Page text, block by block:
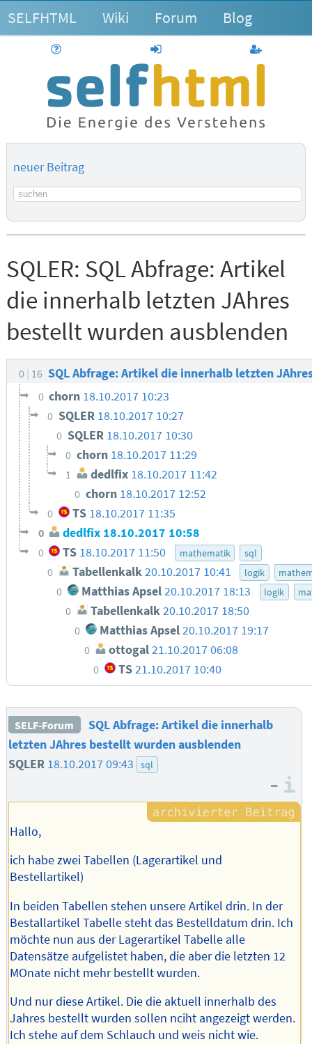
SELFHTML Wiki Forum Blog
anmelden
neuer Beitrag
Suchbegriff
SQLER: SQL Abfrage: Artikel
die innerhalb letzten JAhres
bestellt wurden ausblenden
0 16 SQL Abfrage: Artikel die innerhalb letzten
0 chorn 18.10.2017 10:23
0 SQLER 18.10.2017 10:27
0 SQLER 18.10.2017 10:30
0 chorn 18.10.2017 11:29
1 dedlfix 18.10.2017 11:42
0 chorn 18.10.2017 12:52
0 TS 18.10.2017 11:35
0 dedlfix 18.10.2017 10:58
0 TS 18.10.2017 11:50 mathematik sql
0 Tabellenkalk 20.10.2017 10:41 logik
0 Matthias Apsel20.10.2017 18:13 logik
0 Tabellenkalk20.10.2017 18:50
0 Matthias Apsel20.10.2017 19:17
0 ottogal21.10.2017 06:08
0 TS 21.10.2017 10:40
SELF-Forum
SQL Abfrage: Artikel die innerhalb
letzten JAhres bestellt wurden ausblenden
SQLER 18.10.2017 09:43 sql
–
Hallo,
ich habe zwei Tabellen (Lagerartikel und
Bestellartikel)
In beiden Tabellen stehen unsere Artikel drin. In der
Bestallartikel Tabelle steht das Bestelldatum drin. Ich
möchte nun aus der Lagerartikel Tabelle alle
Datensätze aufgelistet haben, die aber die letzten 12
MOnate nicht mehr bestellt wurden.
Und nur diese Artikel. Die die aktuell innerhalb des
Jahres bestellt wurden sollen nciht angezeigt werden.
Ich stehe auf dem Schlauch und weis nicht wie.